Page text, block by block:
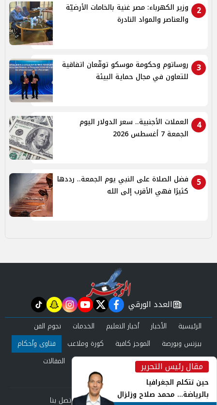
2
وزير الكهرباء: مصر غنية بالخامات الأرضيّة
والعناصر والمواد النادرة
3
روساتوم وحكومة موسكو توقّعان اتفاقية
للتعاون في مجال حماية البيئة
4
العملات الأجنبية.. سعر الدولار اليوم
الجمعة 7 أغسطس 2026
5
فضل الصلاة على النبي يوم الجمعة.. رددها
كثيرًا فهي الأقرب إلى الله
مقال رئيس التحرير
حين تتكلم الجغرافيا
بالرياضة... محمد صلاح وزلزال
newspaper
العدد الورقي facebook
twitter
youtube
instagram
snapchat
tiktok
الرئيسية الأخبار أخبار التعليم الخدمات
نجوم الفن
بيزنس وبورصة
الموجز كافية كورة وملاعب
فتاوى وأحكام
صحة وجمال
عرب وعالم حوادث ومحاكم
المقالات
العدد الورقي
من نحن
سياسة الخصوصية اتصل بنا